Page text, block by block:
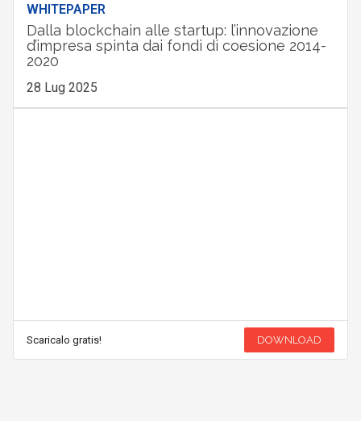
WHITEPAPER
Dalla blockchain alle startup: l’innovazione
d’impresa spinta dai fondi di coesione 2014-
2020
28 Lug 2025
Scaricalo gratis! DOWNLOAD